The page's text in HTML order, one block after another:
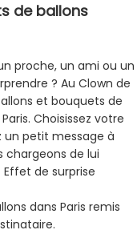
de ballons
proche, un ami ou un
? Au Clown de
et bouquets de
Choisissez votre
un petit message à
chargeons de lui
de surprise
dans Paris remis